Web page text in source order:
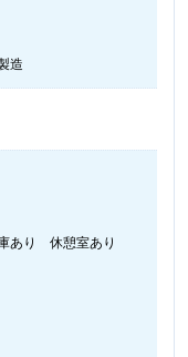
造
あり 休憩室あり